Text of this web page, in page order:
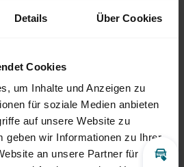
Details Über Cookies
Cookies
um Inhalte und Anzeigen zu
für soziale Medien anbieten
auf unsere Website zu
geben wir Informationen zu Ihrer
an unsere Partner für
Sie mich für den